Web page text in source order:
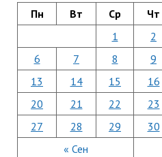
Пн Вт Ср Чт
« Сен
1 2
6
7 8 9
13
14 15 16
20
21 22 23
27
28 29 30